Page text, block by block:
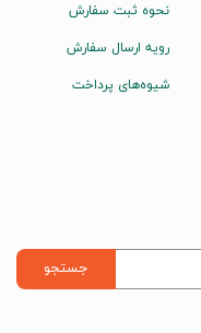
نحوه ثبت سفارش
رویه ارسال سفارش
شیوه‌های پرداخت
جستجو